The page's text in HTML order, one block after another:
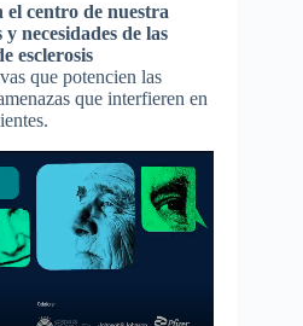
el centro de nuestra
necesidades de las
esclerosis
que potencien las
que interfieren en